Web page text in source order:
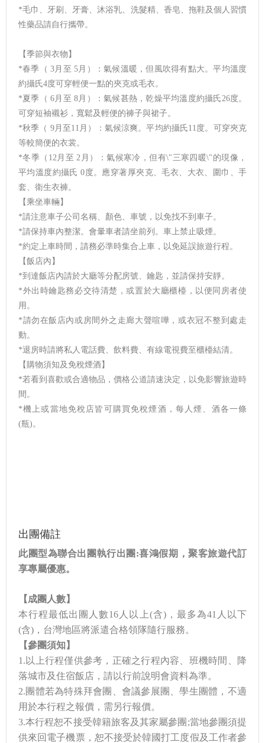
*毛巾、牙刷、牙膏、沐浴乳、洗髮精、香皂、拖鞋及個人習慣
性藥品請自行攜帶。
【季節與衣物】
*春季（ 3月至 5月）：氣候溫暖，但風吹得有點大。平均溫度
約攝氏4度可穿輕便一點的夾克或毛衣。
*夏季（ 6月至 8月）：氣候甚熱，乾燥平均溫度約攝氏26度。
可穿短袖襯衫，寬鬆及輕便的褲子與裙子。
*秋季（ 9月至11月）：氣候涼爽。平均約攝氏11度。可穿夾克
等較簡便的衣裳。
*冬季（12月至 2月）：氣候寒冷，但有\"三寒四暖\"的現像，
平均溫度約攝氏 0度。應穿著厚夾克、毛衣、大衣、圍巾、手
套、衛生衣褲。
【乘坐車輛】
*請注意車子公司名稱、顏色、車號，以免找不到車子。
*請保持車內整潔。會暈車者請坐前列。車上禁止吸煙。
*約定上車時間，請務必準時集合上車，以免延誤旅遊行程。
【飯店內】
*到達飯店內請於大廳等分配房號、鑰匙，並請保持安靜。
*外出時鑰匙務必交待清楚，或置於大廳櫃檯，以便同房者使
用。
*請勿在飯店內或房間外之走廊大聲喧嘩，或衣冠不整到處走
動。
*退房時請將私人電話費、飲料費、有線電視費至櫃檯結清。
【購物須知及免稅煙酒】
*若看到喜歡或合適物品，價格公道請速決定，以免影響旅遊時
間。
*機上或當地免稅店皆可購買免稅煙酒，每人煙、酒各一條
(瓶)。
出團備註
此團型為聯合出團執行出團:喜鴻假期，聚客旅遊代訂
享專屬優惠。
【成團人數】
本行程最低出團人數16人以上(含)，最多為41人以下
(含)，台灣地區將派遣合格領隊隨行服務。
【參團須知 】
1.以上行程僅供參考，正確之行程內容、班機時間、降
落城市及住宿飯店，請以行前說明會資料為準。
2.團體若為特殊拜會團、會議參展團、學生團體，不適
用於本行程之報價，需另行報價。
3.本行程恕不接受韓籍旅客及其家屬參團;當地參團須提
供來回電子機票，恕不接受於韓國打工度假及工作者參